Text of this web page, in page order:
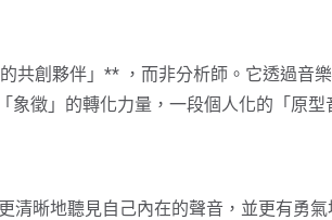
共創夥伴」** ，而非分析師。它透過音
徵」的轉化力量，一段個人化的「原
清晰地聽見自己內在的聲音，並更有勇